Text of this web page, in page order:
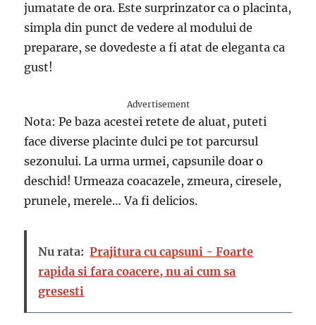
jumatate de ora. Este surprinzator ca o placinta,
simpla din punct de vedere al modului de
preparare, se dovedeste a fi atat de eleganta ca
gust!
Advertisement
Nota: Pe baza acestei retete de aluat, puteti
face diverse placinte dulci pe tot parcursul
sezonului. La urma urmei, capsunile doar o
deschid! Urmeaza coacazele, zmeura, ciresele,
prunele, merele… Va fi delicios.
Nu rata: Prajitura cu capsuni - Foarte
rapida si fara coacere, nu ai cum sa
gresesti